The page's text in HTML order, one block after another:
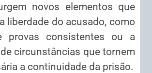
novos elementos que
liberdade do acusado, como
provas consistentes ou a
circunstâncias que tornem
a continuidade da prisão.